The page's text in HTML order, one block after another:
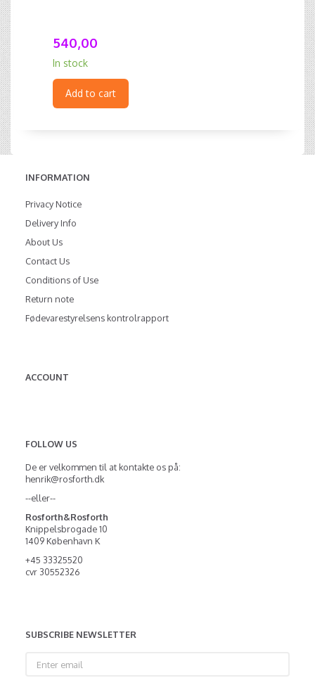
540,00
In stock
Add to cart
INFORMATION
Privacy Notice
Delivery Info
About Us
Contact Us
Conditions of Use
Return note
Fødevarestyrelsens kontrolrapport
ACCOUNT
FOLLOW US
De er velkommen til at kontakte os på:
henrik@rosforth.dk
--eller--
Rosforth&Rosforth
Knippelsbrogade 10
1409 København K
+45 33325520
cvr 30552326
SUBSCRIBE NEWSLETTER
email